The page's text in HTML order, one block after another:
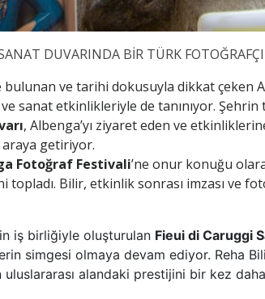
DUVARINDA BİR TÜRK FOTOĞRAFÇI
bulunan ve tarihi dokusuyla dikkat çeken
sanat etkinlikleriyle de tanınıyor.
, Albenga’yı ziyaret eden ve
getiriyor.
Fotoğraf Festivali’ne onur konuğu
Bilir, etkinlik sonrası imzası ve
iş birliğiyle oluşturulan Fieui di Caruggi
simgesi olmaya devam ediyor. Reha
uluslararası alandaki prestijini bir kez